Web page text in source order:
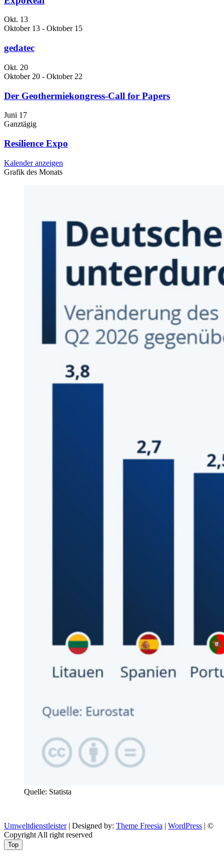
Okt. 13
Oktober 13 - Oktober 15
gedatec
Okt. 20
Oktober 20 - Oktober 22
Der Geothermiekongress-Call for Papers
Juni 17
Ganztägig
Resilience Expo
Kalender anzeigen
Grafik des Monats
Quelle: Statista
Umweltdienstleister| Designed by: Theme Freesia | WordPress | ©
Copyright All right reserved
Top